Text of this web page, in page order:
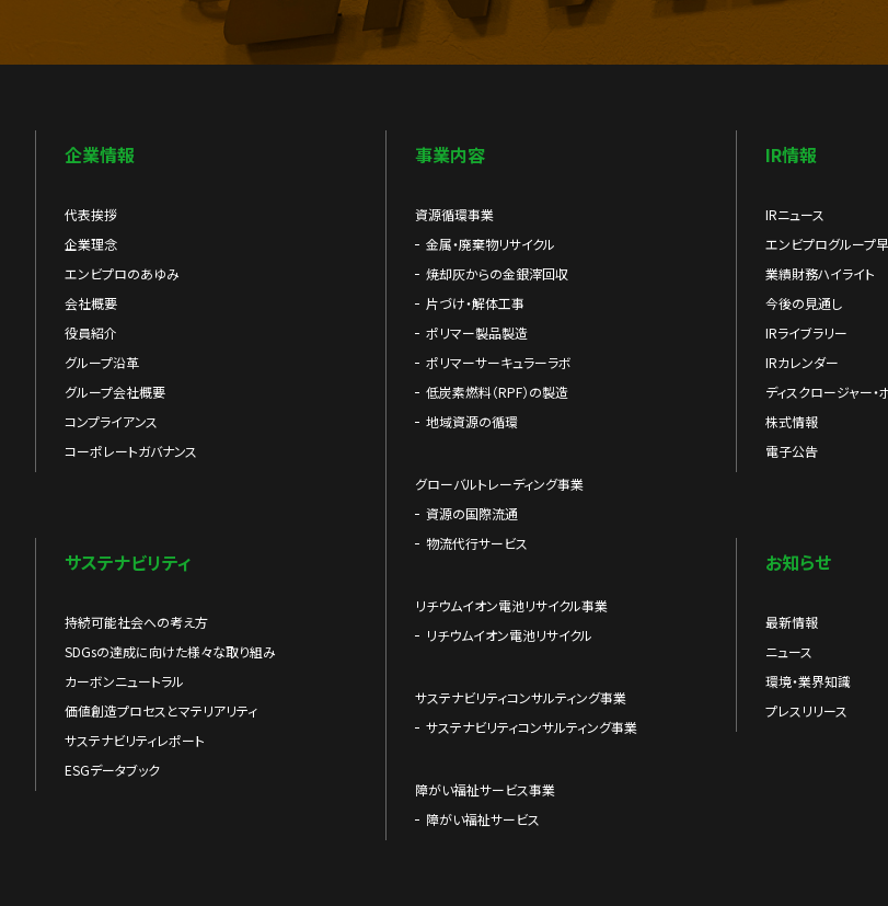
企業情報
代表挨拶
企業理念
エンビプロのあゆみ
会社概要
役員紹介
グループ沿革
グループ会社概要
コンプライアンス
コーポレートガバナンス
事業内容
資源循環事業
金属・廃棄物リサイクル
焼却灰からの金銀滓回収
片づけ・解体工事
ポリマー製品製造
ポリマーサーキュラーラボ
低炭素燃料（RPF）の製造
地域資源の循環
グローバルトレーディング事業
資源の国際流通
物流代行サービス
リチウムイオン電池リサイクル事業
リチウムイオン電池リサイクル
サステナビリティコンサルティング事業
サステナビリティコンサルティング事業
障がい福祉サービス事業
障がい福祉サービス
IR情報
IRニュース
エンビプログループ
業績財務ハイライト
今後の見通し
IRライブラリー
IRカレンダー
ディスクロージャー・
株式情報
電子公告
サステナビリティ
持続可能社会への考え方
SDGsの達成に向けた様々な取り組み
カーボンニュートラル
価値創造プロセスとマテリアリティ
サステナビリティレポート
ESGデータブック
お知らせ
最新情報
ニュース
環境・業界知識
プレスリリース